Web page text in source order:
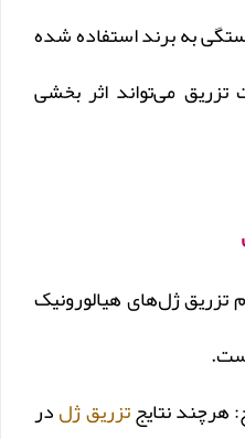
به برند استفاده شده
می‌تواند اثر بخشی
ژل‌های هیالورونیک
هرچند نتایجتزریق ژلدر